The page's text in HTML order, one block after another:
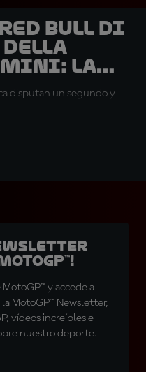
Bull di
della
La
disputan un segundo y
y accede a
MotoGP™ Newsletter,
vídeos increíbles e
nuestro deporte.